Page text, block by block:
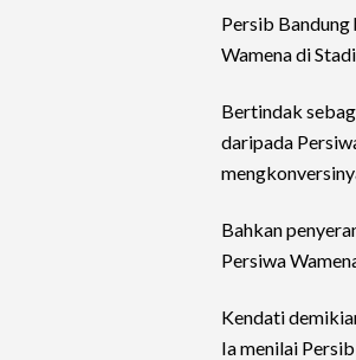
Persib Bandung
Wamena di
Bertindak
daripada
Bahkan
Persiwa
Kendati
Ia menilai